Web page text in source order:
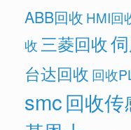
ABB回收 HMI回
收三菱回收
台达回收 回收
smc回收传